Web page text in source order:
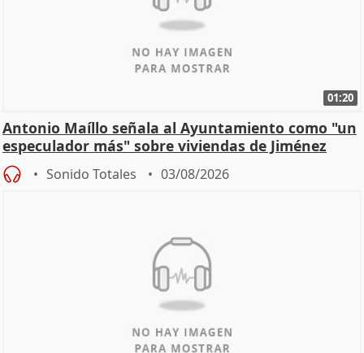
01:20
Antonio Maíllo señala al Ayuntamiento como "un
especulador más" sobre viviendas de Jiménez
Becerril
Sonido Totales 03/08/2026